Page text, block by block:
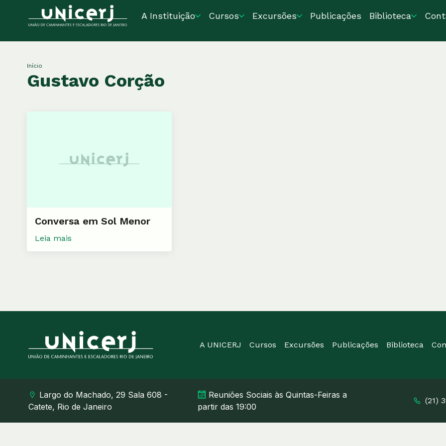
A Instituição Cursos Excursões Publicações Biblioteca
Início
Gustavo Corção
Conversa em Sol Menor
Leia mais
A UNICERJ Cursos Excursões Publicações Biblioteca
Largo do Machado, 29 Sala 608 -
Catete, Rio de Janeiro
Reuniões Sociais às Quintas-Feiras a
partir das 19:00
(21)